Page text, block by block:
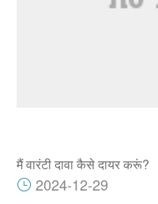
मैं वारंटी दावा कैसे दायर करूं?
2024-12-29